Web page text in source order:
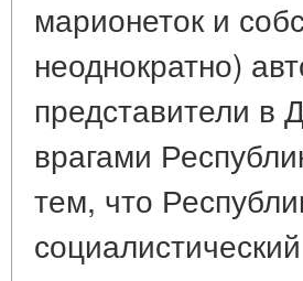
марионеток и
неоднократно)
представители в
врагами
тем, что